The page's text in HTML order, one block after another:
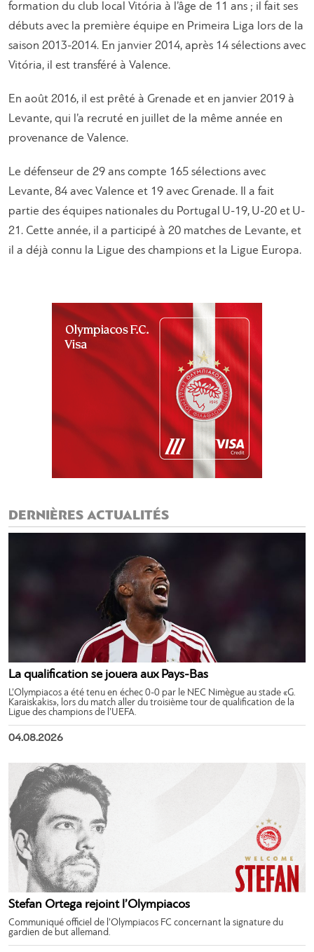
formation du club local Vitória à l’âge de 11 ans ; il fait ses
débuts avec la première équipe en Primeira Liga lors de la
saison 2013-2014. En janvier 2014, après 14 sélections avec
Vitória, il est transféré à Valence.
En août 2016, il est prêté à Grenade et en janvier 2019 à
Levante, qui l’a recruté en juillet de la même année en
provenance de Valence.
Le défenseur de 29 ans compte 165 sélections avec
Levante, 84 avec Valence et 19 avec Grenade. Il a fait
partie des équipes nationales du Portugal U-19, U-20 et U-
21. Cette année, il a participé à 20 matches de Levante, et
il a déjà connu la Ligue des champions et la Ligue Europa.
DERNIÈRES ACTUALITÉS
La qualification se jouera aux Pays-Bas
L’Olympiacos a été tenu en échec 0-0 par le NEC Nimègue au stade «G.
Karaiskakis», lors du match aller du troisième tour de qualification de la
Ligue des champions de l’UEFA.
04.08.2026
Stefan Ortega rejoint l’Olympiacos
Communiqué officiel de l’Olympiacos FC concernant la signature du
gardien de but allemand.